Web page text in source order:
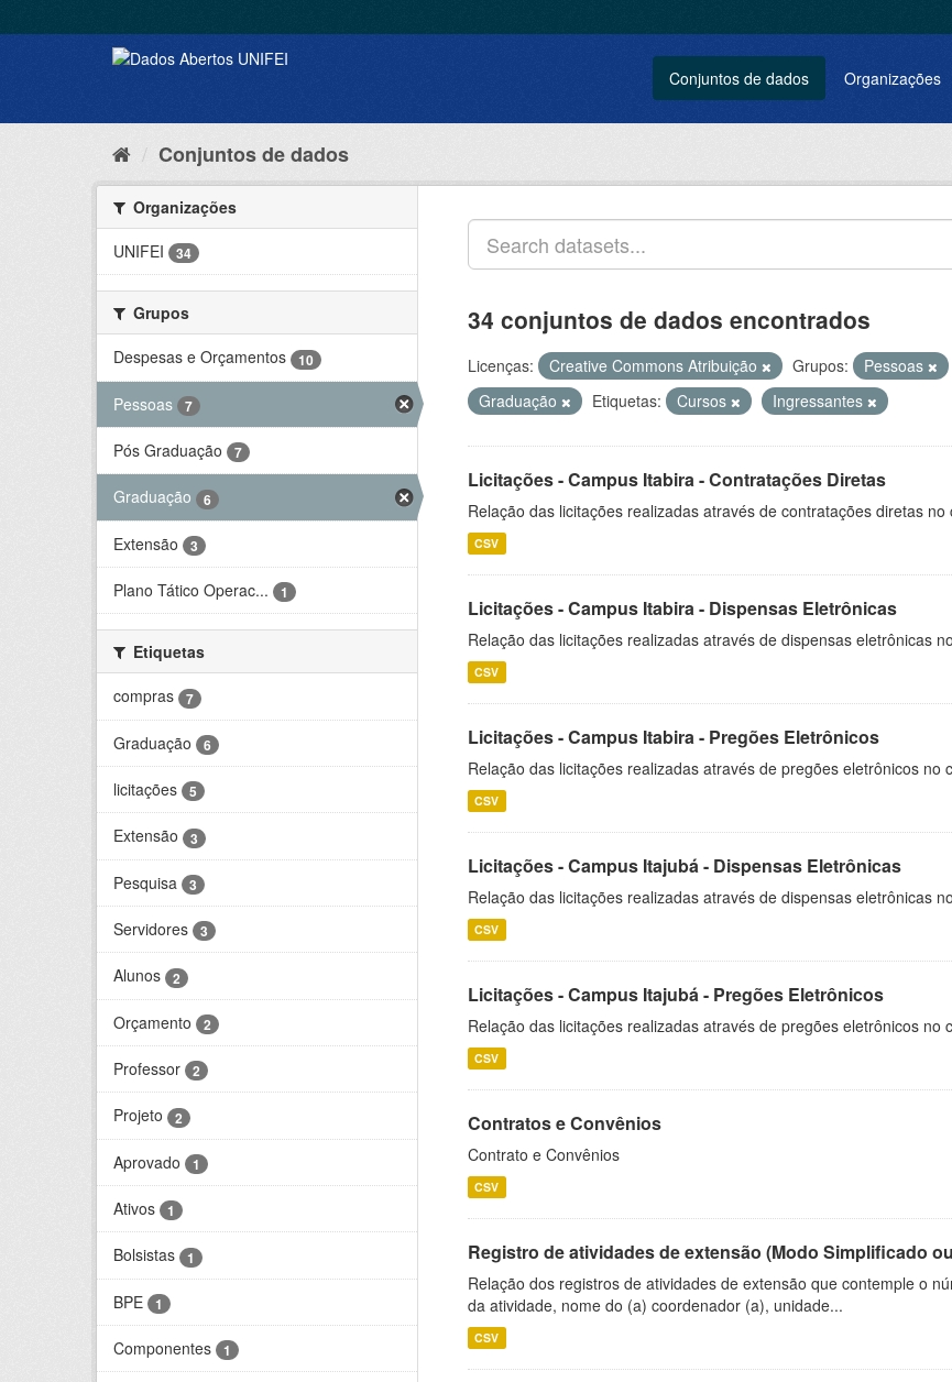
Conjuntos de dados Organizações
Conjuntos de dados
Organizações
UNIFEI
34
Grupos
Despesas e Orçamentos
10
Pessoas 7
Pós Graduação 7
Graduação 6
Extensão 3
Plano Tático Operac... 1
Etiquetas
compras
7
Graduação 6
licitações 5
Extensão 3
Pesquisa 3
Servidores 3
Alunos 2
Orçamento 2
Professor 2
Projeto 2
Aprovado 1
Ativos 1
Bolsistas 1
BPE 1
Componentes 1
34 conjuntos de dados encontrados
Licenças: Creative Commons Atribuição Grupos:
Pessoas
Graduação
Etiquetas: Cursos Ingressantes
Licitações - Campus Itabira - Contratações Diretas
Relação das licitações realizadas através de contratações diretas
CSV
Licitações - Campus Itabira - Dispensas Eletrônicas
Relação das licitações realizadas através de dispensas eletrônicas
CSV
Licitações - Campus Itabira - Pregões Eletrônicos
Relação das licitações realizadas através de pregões eletrônicos no
CSV
Licitações - Campus Itajubá - Dispensas Eletrônicas
Relação das licitações realizadas através de dispensas eletrônicas
CSV
Licitações - Campus Itajubá - Pregões Eletrônicos
Relação das licitações realizadas através de pregões eletrônicos no
CSV
Contratos e Convênios
Contrato e Convênios
CSV
Registro de atividades de extensão (Modo Simplificado
Relação dos registros de atividades de extensão que contemple o
da atividade, nome do (a) coordenador (a), unidade...
CSV